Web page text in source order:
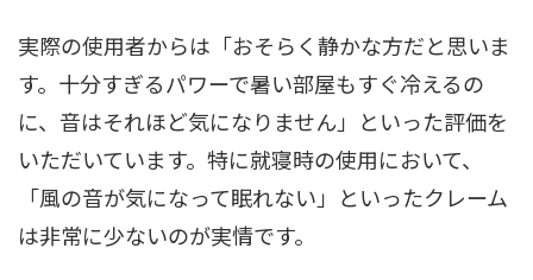
実際の使用者からは「おそらく静かな方だと思いま
す。十分すぎるパワーで暑い部屋もすぐ冷えるの
に、音はそれほど気になりません」といった評価を
いただいています。特に就寝時の使用において、
「風の音が気になって眠れない」といったクレーム
は非常に少ないのが実情です。